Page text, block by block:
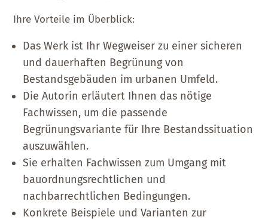
Ihre Vorteile im Überblick:
Das Werk ist Ihr Wegweiser zu einer sicheren
und dauerhaften Begrünung von
Bestandsgebäuden im urbanen Umfeld.
Die Autorin erläutert Ihnen das nötige
Fachwissen, um die passende
Begrünungsvariante für Ihre Bestandssituation
auszuwählen.
Sie erhalten Fachwissen zum Umgang mit
bauordnungsrechtlichen und
nachbarrechtlichen Bedingungen.
Konkrete Beispiele und Varianten zur